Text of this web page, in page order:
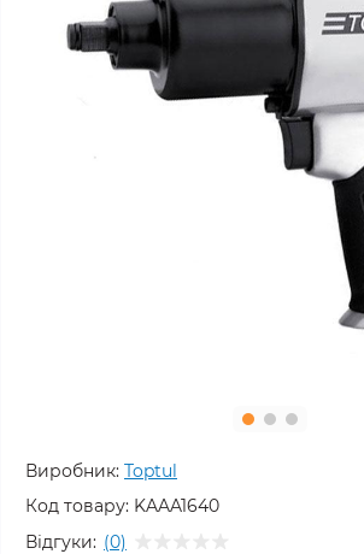
Виробник: Toptul
Код товару: KAAA1640
Відгуки: (0)